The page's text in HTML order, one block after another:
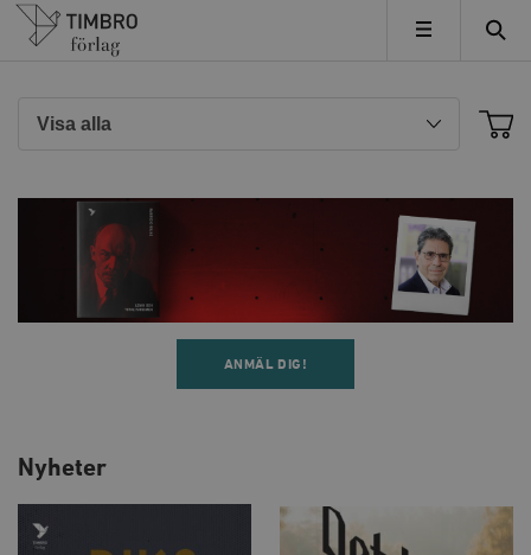
Timbro
MENY
ANMÄL DIG!
Nyheter